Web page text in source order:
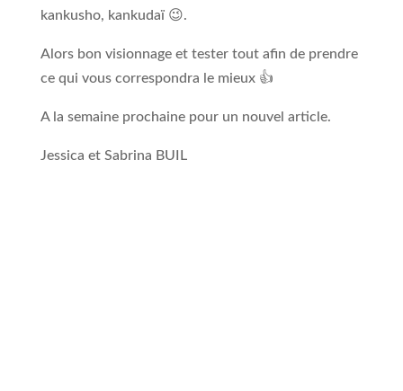
kankusho, kankudaï 😉.
Alors bon visionnage et tester tout afin de prendre
ce qui vous correspondra le mieux 👍
A la semaine prochaine pour un nouvel article.
Jessica et Sabrina BUIL